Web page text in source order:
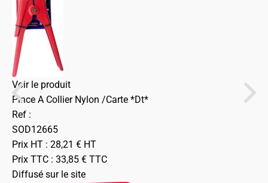
Voir le produit
Pince A Collier Nylon /Carte *Dt*
Ref :
SOD12665
Prix HT : 28,21 € HT
Prix TTC : 33,85 € TTC
Diffusé sur le site